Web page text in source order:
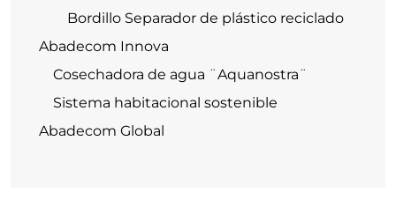
Bordillo Separador de plástico reciclado
Abadecom Innova
Cosechadora de agua ¨Aquanostra¨
Sistema habitacional sostenible
Abadecom Global